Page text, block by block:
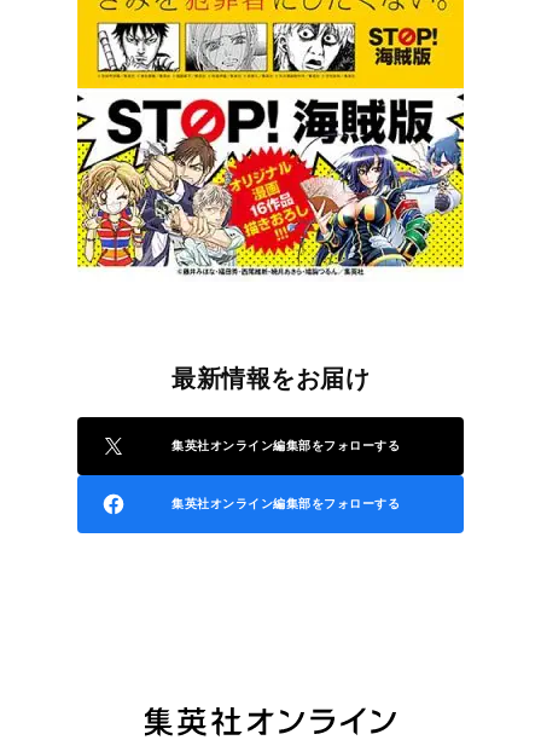
最新情報をお届け
集英社オンライン編集部をフォローする
集英社オンライン編集部をフォローする